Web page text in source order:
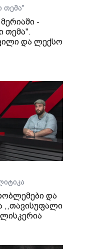
თემა"
-
თემა".
და ლექსო
და
,,თავისუფალი